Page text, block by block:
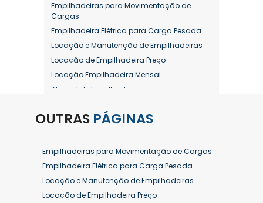
Empilhadeiras para Movimentação de
Cargas
Empilhadeira Elétrica para Carga Pesada
Locação e Manutenção de Empilhadeiras
Locação de Empilhadeira Preço
Locação Empilhadeira Mensal
Aluguel de Empilhadeira
Aluguel de Empilhadeira Diária Valor
Aluguel de Empilhadeira Elétrica Preço
Aluguel de Empilhadeira Mensal
Aluguel de Empilhadeira Preço
Aluguel de Empilhadeira Valor
OUTRAS PÁGINAS
Empilhadeiras para Movimentação de Cargas
Empilhadeira Elétrica para Carga Pesada
Locação e Manutenção de Empilhadeiras
Locação de Empilhadeira Preço